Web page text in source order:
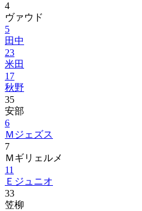
4
ヴァウド
5
田中
23
米田
17
秋野
35
安部
6
Ｍジェズス
7
Ｍギリェルメ
11
Ｅジュニオ
33
笠柳